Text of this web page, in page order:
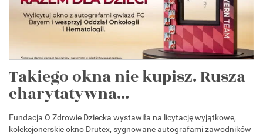
Takiego okna nie kupisz. Rusza
charytatywna...
Fundacja O Zdrowie Dziecka wystawiła na licytację wyjątkowe,
kolekcjonerskie okno Drutex, sygnowane autografami zawodników